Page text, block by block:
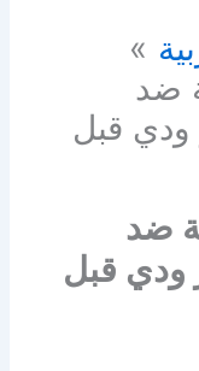
ضد
ودي قبل
ضد
ودي قبل